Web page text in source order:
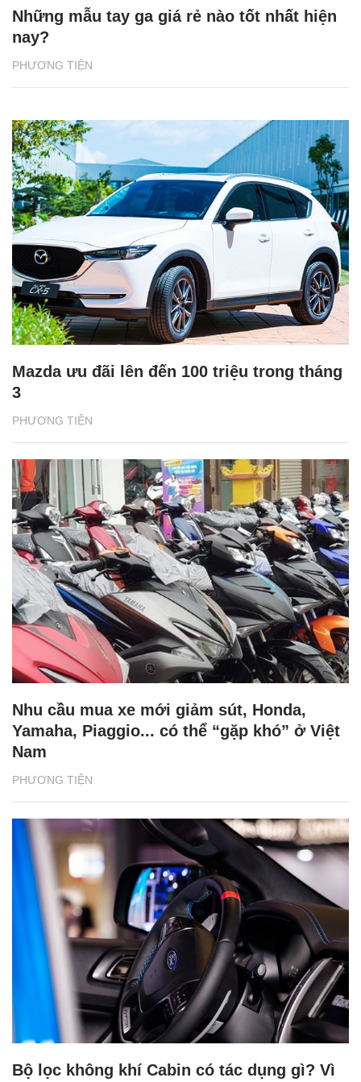
PHƯƠNG TIỆN
Những mẫu tay ga giá rẻ nào tốt nhất hiện
nay?
PHƯƠNG TIỆN
Mazda ưu đãi lên đến 100 triệu trong tháng
3
PHƯƠNG TIỆN
Nhu cầu mua xe mới giảm sút, Honda,
Yamaha, Piaggio... có thể “gặp khó” ở Việt
Nam
Bộ lọc không khí Cabin có tác dụng gì? Vì